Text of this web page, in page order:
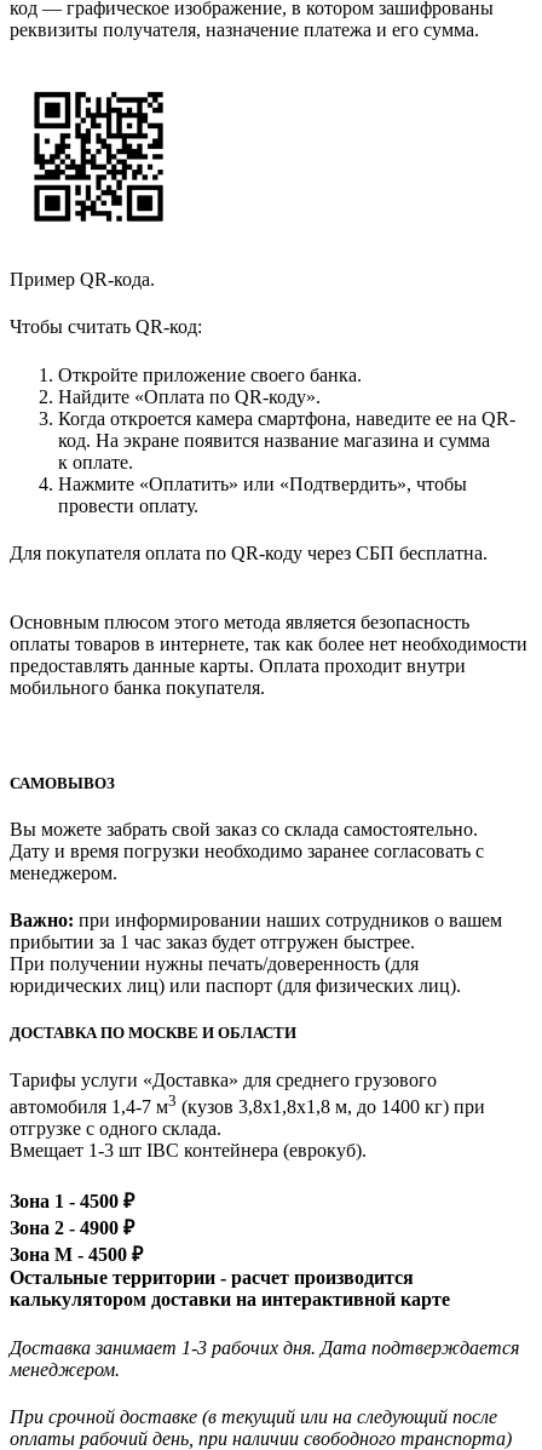
код — графическое изображение, в котором зашифрованы
реквизиты получателя, назначение платежа и его сумма.
Пример QR-кода.
Чтобы считать QR-код:
Откройте приложение своего банка.
Найдите «Оплата по QR-коду».
Когда откроется камера смартфона, наведите ее на QR-
код. На экране появится название магазина и сумма
к оплате.
Нажмите «Оплатить» или «Подтвердить», чтобы
провести оплату.
Для покупателя оплата по QR-коду через СБП бесплатна.
Основным плюсом этого метода является безопасность
оплаты товаров в интернете, так как более нет необходимости
предоставлять данные карты. Оплата проходит внутри
мобильного банка покупателя.
САМОВЫВОЗ
Вы можете забрать свой заказ со склада самостоятельно.
Дату и время погрузки необходимо заранее согласовать с
менеджером.
Важно: при информировании наших сотрудников о вашем
прибытии за 1 час заказ будет отгружен быстрее.
При получении нужны печать/доверенность (для
юридических лиц) или паспорт (для физических лиц).
ДОСТАВКА ПО МОСКВЕ И ОБЛАСТИ
Тарифы услуги «Доставка» для среднего грузового
автомобиля 1,4-7 м3 (кузов 3,8x1,8x1,8 м, до 1400 кг) при
отгрузке с одного склада.
Вмещает 1-3 шт IBC контейнера (еврокуб).
Зона 1 - 4500 ₽
Зона 2 - 4900 ₽
Зона М - 4500 ₽
Остальные территории - расчет производится
калькулятором доставки на интерактивной карте
Доставка занимает 1-3 рабочих дня. Дата подтверждается
менеджером.
При срочной доставке (в текущий или на следующий после
оплаты рабочий день, при наличии свободного транспорта)